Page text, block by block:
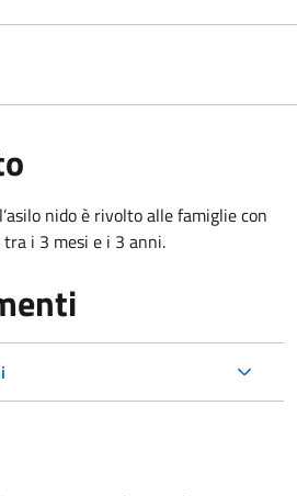
nido è rivolto alle famiglie con
i 3 mesi e i 3 anni.